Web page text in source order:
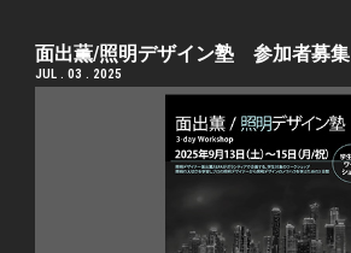
⾯出薫/照明デザイン塾 参加者募集
JUL . 03 . 2025